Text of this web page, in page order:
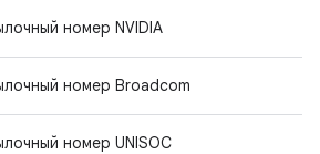
номер NVIDIA
номер Broadcom
номер UNISOC